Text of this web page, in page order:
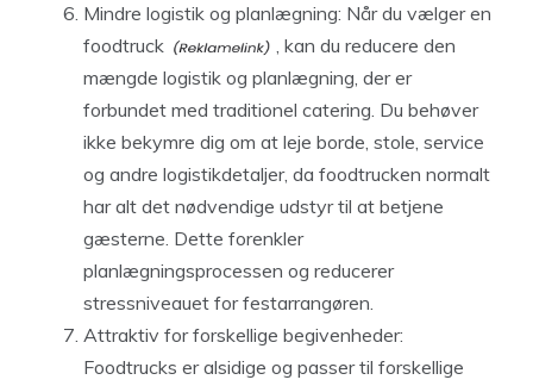
Mindre logistik og planlægning: Når du vælger en
foodtruck
, kan du reducere den
mængde logistik og planlægning, der er
forbundet med traditionel catering. Du behøver
ikke bekymre dig om at leje borde, stole, service
og andre logistikdetaljer, da foodtrucken normalt
har alt det nødvendige udstyr til at betjene
gæsterne. Dette forenkler
planlægningsprocessen og reducerer
stressniveauet for festarrangøren.
Attraktiv for forskellige begivenheder:
Foodtrucks er alsidige og passer til forskellige